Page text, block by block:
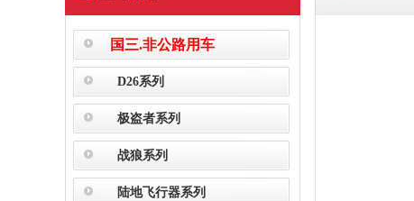
国三.非公路用车
D26系列
极盗者系列
战狼系列
陆地飞行器系列